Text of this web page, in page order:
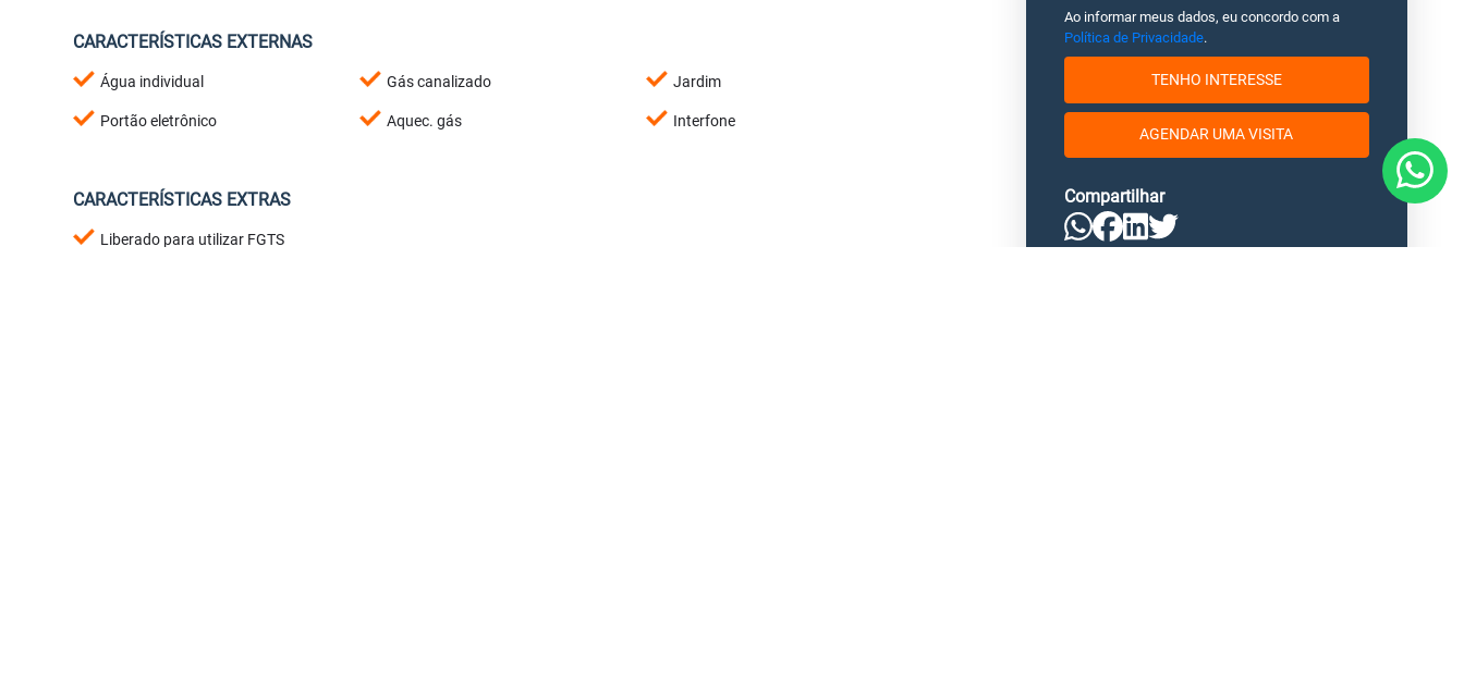
CARACTERÍSTICAS EXTERNAS
Água individual Gás canalizado Jardim
Portão eletrônico Aquec. gás Interfone
CARACTERÍSTICAS EXTRAS
Liberado para utilizar FGTS
Ao informar meus dados, eu concordo com a
Política de Privacidade.
TENHO INTERESSE
AGENDAR UMA VISITA
Compartilhar